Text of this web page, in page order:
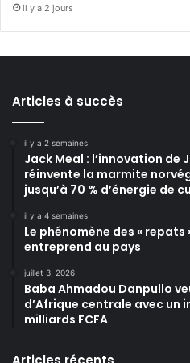
il y a 2 jours
Articles à succès
il y a 2 semaines
Jack Meal : l’innovation de
réinvente la marmite
jusqu’à 70 % d’énergie de
il y a 4 semaines
Le phénomène des «
entreprend au pays
juillet 3, 2026
Baba Ahmadou Danpullo
d’Afrique centrale avec un
milliards FCFA